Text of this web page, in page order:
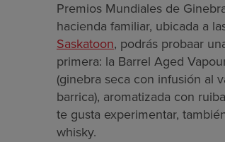
Premios Mundiales de
hacienda familiar, ubicada a
Saskatoon, podrás probaar
primera: la Barrel Aged
(ginebra seca con infusión al
barrica), aromatizada con
te gusta experimentar,
whisky.